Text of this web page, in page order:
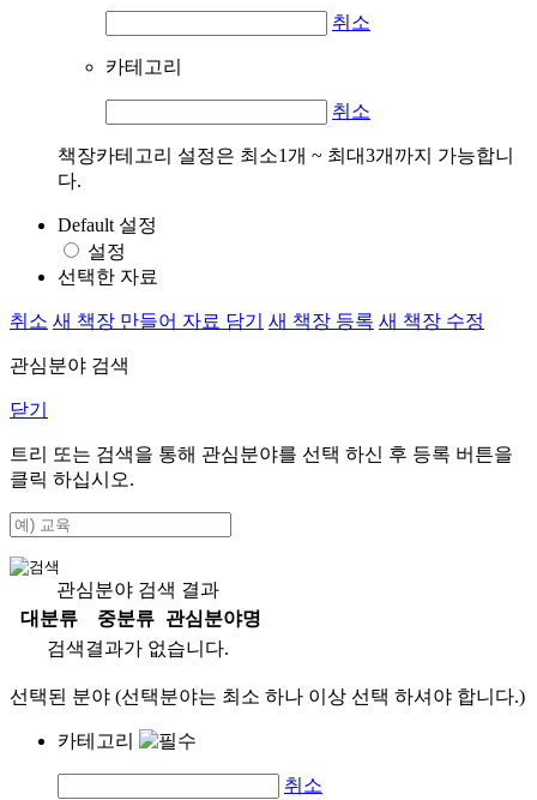
취소
카테고리
취소
책장카테고리 설정은 최소1개 ~ 최대3개까지 가능합니
다.
Default 설정
설정
선택한 자료
취소 새 책장 만들어 자료 담기 새 책장 등록 새 책장 수정
관심분야 검색
닫기
트리 또는 검색을 통해 관심분야를 선택 하신 후 등록 버튼을
클릭 하십시오.
관심분야 검색 결과
대분류
중분류
관심분야명
검색결과가 없습니다.
선택된 분야 (선택분야는 최소 하나 이상 선택 하셔야 합니다.)
카테고리
취소